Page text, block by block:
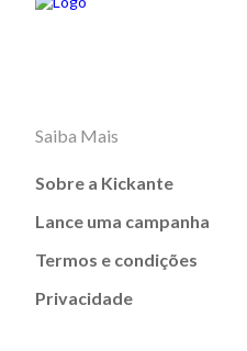
Saiba Mais
Sobre a Kickante
Lance uma campanha
Termos e condições
Privacidade